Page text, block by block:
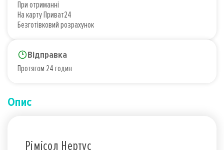
При отриманні
На карту Приват24
Безготівковий розрахунок
Відправка
Протягом 24 годин
Опис
Рімісол Нертус